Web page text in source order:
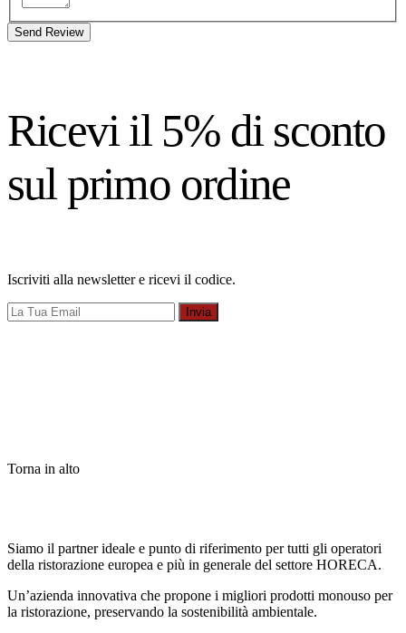
Send Review
Ricevi il 5% di sconto
sul primo ordine
Iscriviti alla newsletter e ricevi il codice.
Invia
Torna in alto
Siamo il partner ideale e punto di riferimento per tutti gli operatori
della ristorazione europea e più in generale del settore HORECA.
Un’azienda innovativa che propone i migliori prodotti monouso per
la ristorazione, preservando la sostenibilità ambientale.